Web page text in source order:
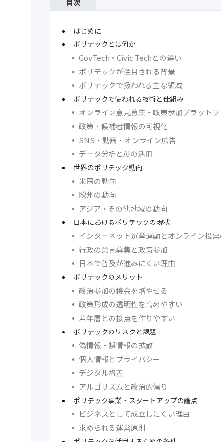
目次
はじめに
ポリテックとは何か
GovTech・Civic Techとの違い
ポリテックが注目される背景
ポリテックで扱われる主な領域
ポリテックで使われる技術と仕組み
オンライン意見募集・政策参加プラット
政策・候補者情報の可視化
SNS・動画・オンライン広告
データ分析とAIの活用
世界のポリテック動向
米国の動向
欧州の動向
アジア・その他地域の動向
日本におけるポリテックの現状
インターネット選挙運動とオンライン投
行政の意見募集と政策参加
日本で普及が進みにくい理由
ポリテックのメリット
政治参加の機会を増やせる
政策形成の透明性を高めやすい
若年層との接点を作りやすい
ポリテックのリスクと課題
偽情報・誤情報の拡散
個人情報とプライバシー
デジタル格差
アルゴリズムと政治的偏り
ポリテック事業・スタートアップの論点
ビジネスとして成立しにくい理由
求められる運営原則